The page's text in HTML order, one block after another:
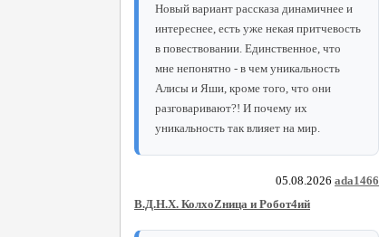
Новый вариант рассказа динамичнее и
интереснее, есть уже некая притчевость
в повествовании. Единственное, что
мне непонятно - в чем уникальность
Алисы и Яши, кроме того, что они
разговаривают?! И почему их
уникальность так влияет на мир.
05.08.2026 ada1466
В.Д.Н.Х. КолхоZница и Робот4ий